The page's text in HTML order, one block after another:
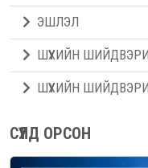
ЭШЛЭЛ
ШҮҮХИЙН
ШҮҮХИЙН
СҮҮЛД ОРСОН